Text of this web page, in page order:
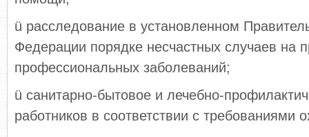
ü расследование в установленном
Федерации порядке несчастных случаев на
профессиональных заболеваний;
ü санитарно-бытовое и лечебно-
работников в соответствии с требованиями